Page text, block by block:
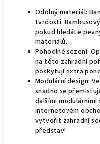
Odolný materiál:
tvrdostí.
pokud hledáte
materiálů.
Pohodlné sezení:
na této zahradní
poskytují extra
Modulární design:
snadno se
dalšími
internetovém
vytvořit zahradní
představ!